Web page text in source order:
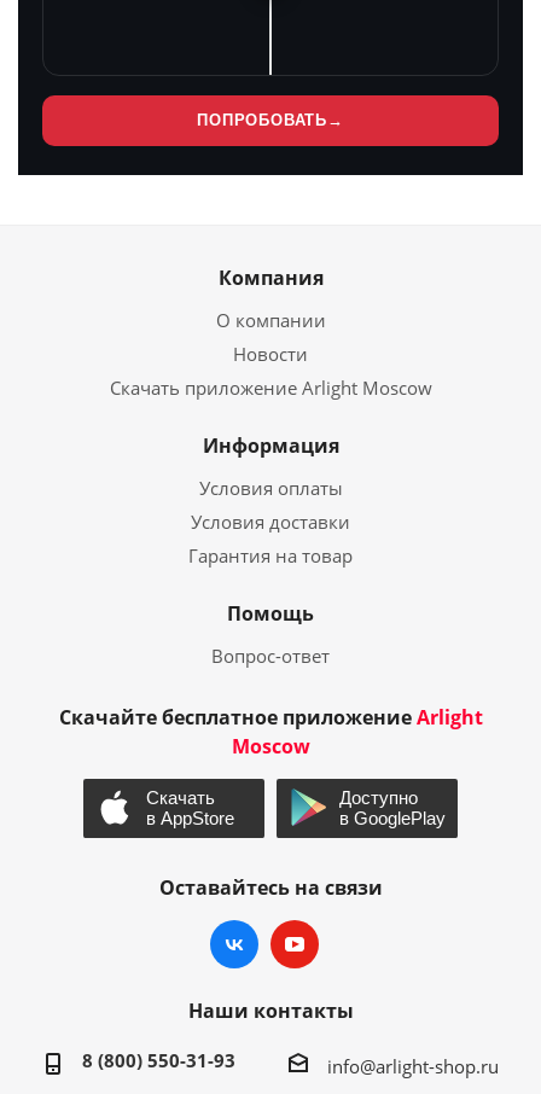
ПОПРОБОВАТЬ →
Компания
О компании
Новости
Скачать приложение Arlight Moscow
Информация
Условия оплаты
Условия доставки
Гарантия на товар
Помощь
Вопрос-ответ
Скачайте бесплатное приложениеArlight
Moscow
Оставайтесь на связи
Наши контакты
8 (800) 550-31-93 info@arlight-shop.ru